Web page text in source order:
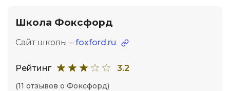
Школа Фоксфорд
Сайт школы – foxford.ru
Рейтинг 3.2
(11 отзывов о Фоксфорд)